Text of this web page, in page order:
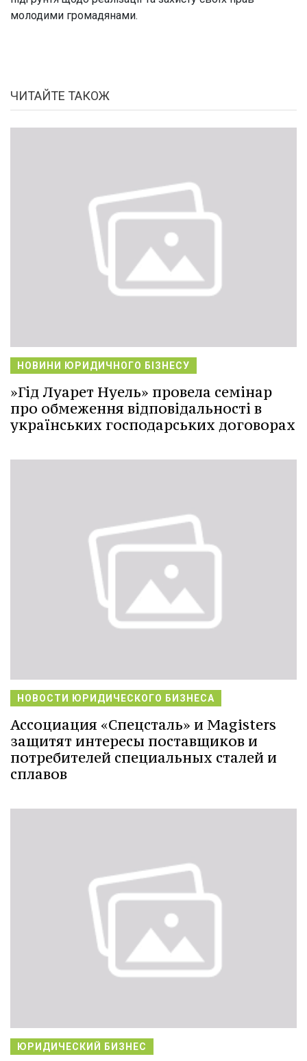
молодими громадянами.
ЧИТАЙТЕ ТАКОЖ
НОВИНИ ЮРИДИЧНОГО БІЗНЕСУ
»Гід Луарет Нуель» провела семінар
про обмеження відповідальності в
українських господарських договорах
НОВОСТИ ЮРИДИЧЕСКОГО БИЗНЕСА
Ассоциация «Спецсталь» и Magisters
защитят интересы поставщиков и
потребителей специальных сталей и
сплавов
ЮРИДИЧЕСКИЙ БИЗНЕС